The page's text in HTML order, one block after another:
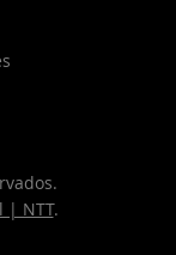
| NTT.